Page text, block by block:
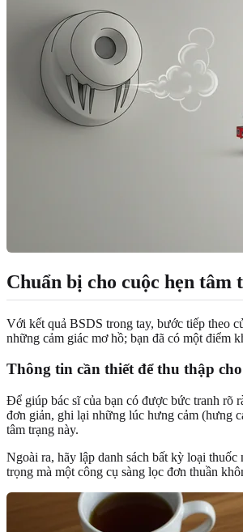
Chuẩn bị cho cuộc hẹn tâm
Với kết quả BSDS trong tay, bước tiếp theo
những cảm giác mơ hồ; bạn đã có một điểm
Thông tin cần thiết để thu thập
Để giúp bác sĩ của bạn có được bức tranh rõ
đơn giản, ghi lại những lúc hưng cảm (hưng
tâm trạng này.
Ngoài ra, hãy lập danh sách bất kỳ loại
trọng mà một công cụ sàng lọc đơn thuần